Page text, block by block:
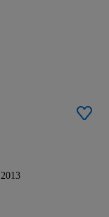
2013